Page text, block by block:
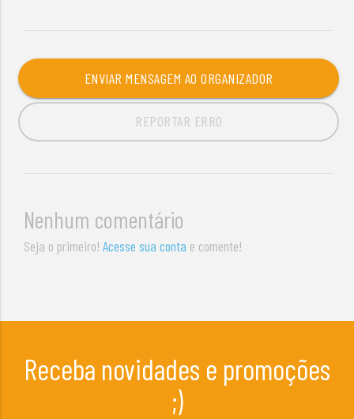
ENVIAR MENSAGEM AO ORGANIZADOR
REPORTAR ERRO
Nenhum comentário
Seja o primeiro!Acesse sua conta e comente!
Receba novidades e promoções
;)